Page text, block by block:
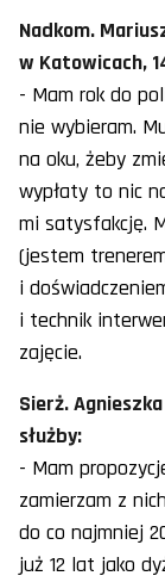
Nadkom.
w Katowicach,
- Mam rok do
nie wybieram.
na oku, żeby
wypłaty to nic
mi satysfakcję.
(jestem
i
i technik
zajęcie.
Sierż.
służby:
- Mam
zamierzam z
do co najmniej
już 12 lat jako